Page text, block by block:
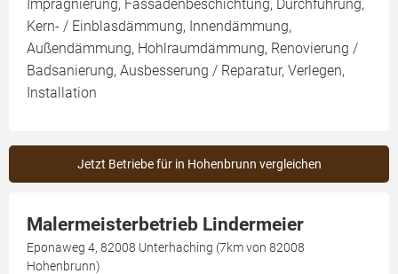
Imprägnierung, Fassadenbeschichtung, Durchführung,
Kern- / Einblasdämmung, Innendämmung,
Außendämmung, Hohlraumdämmung, Renovierung /
Badsanierung, Ausbesserung / Reparatur, Verlegen,
Installation
Jetzt Betriebe für in Hohenbrunn vergleichen
Malermeisterbetrieb Lindermeier
Eponaweg 4, 82008 Unterhaching (7km von 82008
Hohenbrunn)